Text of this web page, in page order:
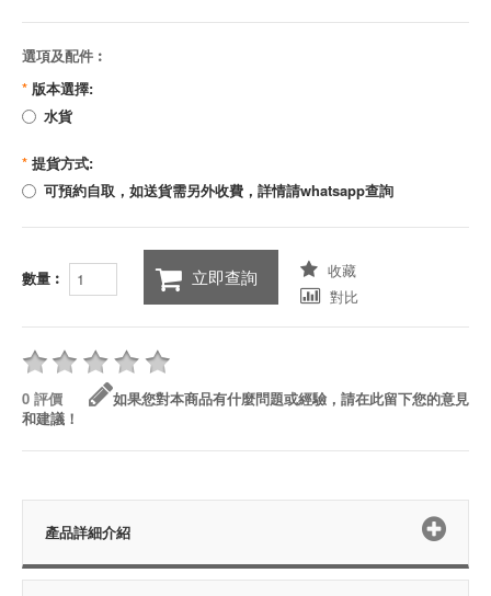
選項及配件︰
* 版本選擇:
水貨
* 提貨方式:
可預約自取，如送貨需另外收費，詳情請whatsapp查詢
數量︰ 立即查詢
收藏
對比
0 評價
如果您對本商品有什麼問題或經驗，請在此留下您的意見
和建議！
產品詳細介紹